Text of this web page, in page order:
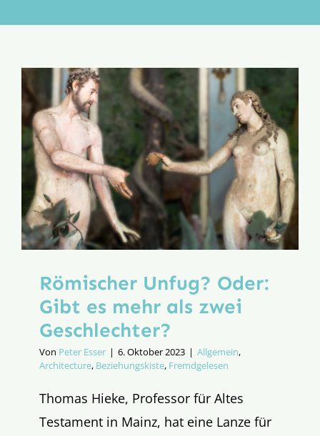
Aktion
Römischer Unfug? Oder:
Gibt es mehr als zwei
Geschlechter?
Von Peter Esser | 6. Oktober 2023 | Allgemein,
Architecture, Beziehungskiste, Fremdgelesen
Thomas Hieke, Professor für Altes
Testament in Mainz, hat eine Lanze für